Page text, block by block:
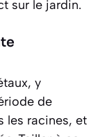
sur le jardin.
y
de
les racines, et